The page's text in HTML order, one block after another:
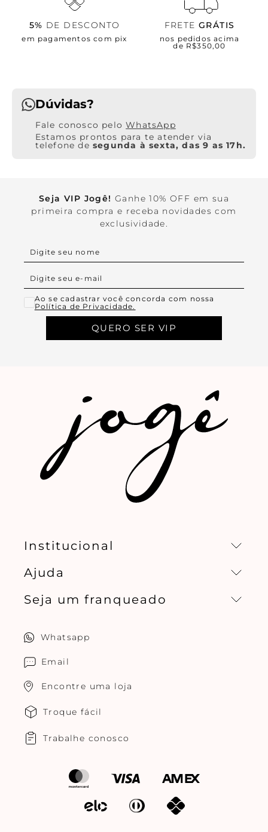
5% DE DESCONTO
em pagamentos com pix
FRETE GRÁTIS
nos pedidos acima
de R$350,00
Dúvidas?
WhatsApp
Estamos prontos para te atender via
telefone de segunda à sexta, das 9 as 17h.
Seja VIP Jogê! Ganhe 10% OFF em sua
primeira compra e receba novidades com
exclusividade.
Ao se cadastrar você concorda com nossa
Política de Privacidade.
QUERO SER VIP
Institucional
Missão, visão e valores
Ajuda
Central de relacionamento
Seja um franqueado
Whatsapp
Email
Encontre uma loja
Troque fácil
Trabalhe conosco